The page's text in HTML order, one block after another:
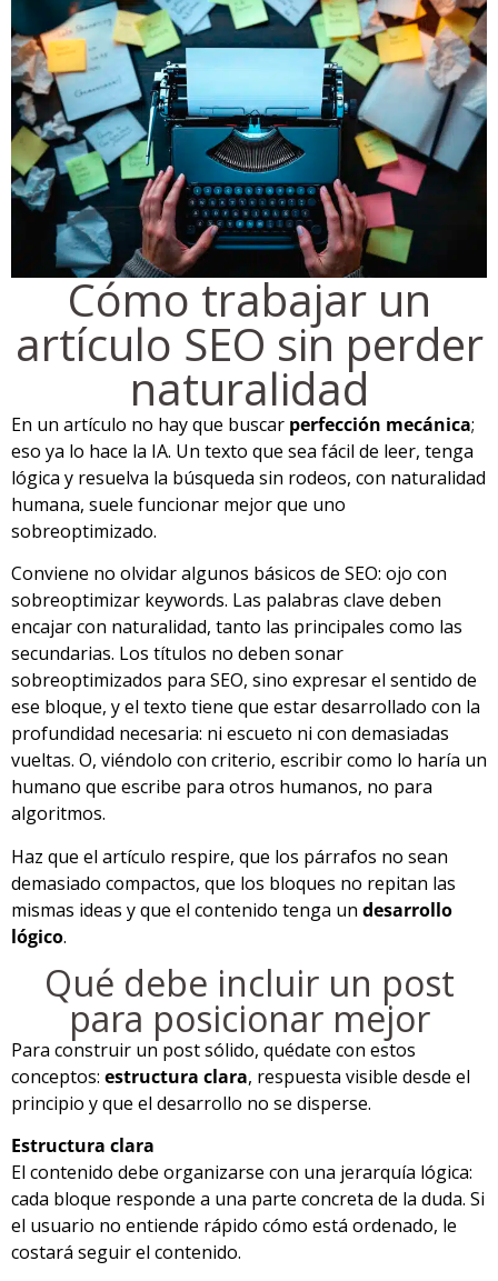
Cómo trabajar un
artículo SEO sin perder
naturalidad
En un artículo no hay que buscar perfección mecánica;
eso ya lo hace la IA. Un texto que sea fácil de leer, tenga
lógica y resuelva la búsqueda sin rodeos, con naturalidad
humana, suele funcionar mejor que uno
sobreoptimizado.
Conviene no olvidar algunos básicos de SEO: ojo con
sobreoptimizar keywords. Las palabras clave deben
encajar con naturalidad, tanto las principales como las
secundarias. Los títulos no deben sonar
sobreoptimizados para SEO, sino expresar el sentido de
ese bloque, y el texto tiene que estar desarrollado con la
profundidad necesaria: ni escueto ni con demasiadas
vueltas. O, viéndolo con criterio, escribir como lo haría un
humano que escribe para otros humanos, no para
algoritmos.
Haz que el artículo respire, que los párrafos no sean
demasiado compactos, que los bloques no repitan las
mismas ideas y que el contenido tenga un desarrollo
lógico.
Qué debe incluir un post
para posicionar mejor
Para construir un post sólido, quédate con estos
conceptos: estructura clara, respuesta visible desde el
principio y que el desarrollo no se disperse.
Estructura clara
El contenido debe organizarse con una jerarquía lógica:
cada bloque responde a una parte concreta de la duda. Si
el usuario no entiende rápido cómo está ordenado, le
costará seguir el contenido.